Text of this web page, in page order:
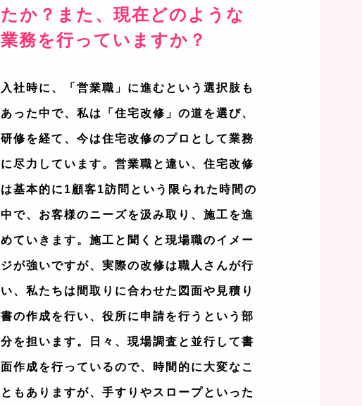
たか？また、現在どのような
業務を行っていますか？
入社時に、「営業職」に進むという選択肢も
あった中で、私は「住宅改修」の道を選び、
研修を経て、今は住宅改修のプロとして業務
に尽力しています。営業職と違い、住宅改修
は基本的に1顧客1訪問という限られた時間の
中で、お客様のニーズを汲み取り、施工を進
めていきます。施工と聞くと現場職のイメー
ジが強いですが、実際の改修は職人さんが行
い、私たちは間取りに合わせた図面や見積り
書の作成を行い、役所に申請を行うという部
分を担います。日々、現場調査と並行して書
面作成を行っているので、時間的に大変なこ
ともありますが、手すりやスロープといった